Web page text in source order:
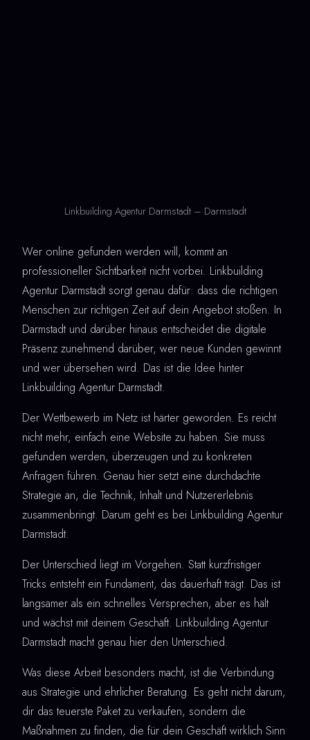
Linkbuilding Agentur Darmstadt – Darmstadt
Wer online gefunden werden will, kommt an
professioneller Sichtbarkeit nicht vorbei. Linkbuilding
Agentur Darmstadt sorgt genau dafür: dass die richtigen
Menschen zur richtigen Zeit auf dein Angebot stoßen. In
Darmstadt und darüber hinaus entscheidet die digitale
Präsenz zunehmend darüber, wer neue Kunden gewinnt
und wer übersehen wird. Das ist die Idee hinter
Linkbuilding Agentur Darmstadt.
Der Wettbewerb im Netz ist härter geworden. Es reicht
nicht mehr, einfach eine Website zu haben. Sie muss
gefunden werden, überzeugen und zu konkreten
Anfragen führen. Genau hier setzt eine durchdachte
Strategie an, die Technik, Inhalt und Nutzererlebnis
zusammenbringt. Darum geht es bei Linkbuilding Agentur
Darmstadt.
Der Unterschied liegt im Vorgehen. Statt kurzfristiger
Tricks entsteht ein Fundament, das dauerhaft trägt. Das ist
langsamer als ein schnelles Versprechen, aber es hält
und wächst mit deinem Geschäft. Linkbuilding Agentur
Darmstadt macht genau hier den Unterschied.
Was diese Arbeit besonders macht, ist die Verbindung
aus Strategie und ehrlicher Beratung. Es geht nicht darum,
dir das teuerste Paket zu verkaufen, sondern die
Maßnahmen zu finden, die für dein Geschäft wirklich Sinn